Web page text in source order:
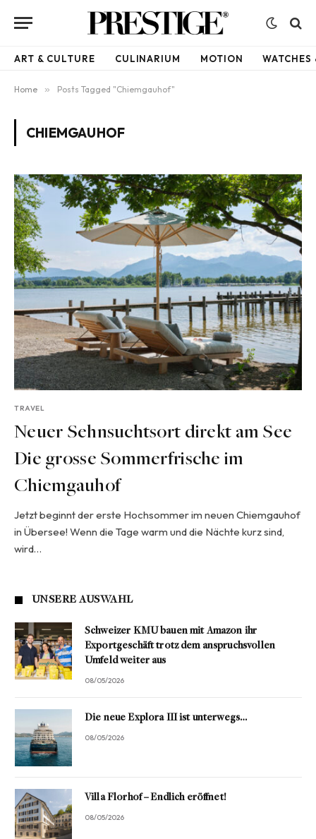
ART & CULTURE CULINARIUM MOTION WATCHES
Home » Posts Tagged "Chiemgauhof"
CHIEMGAUHOF
TRAVEL
Neuer Sehnsuchtsort direkt am See
Die grosse Sommerfrische im
Chiemgauhof
Jetzt beginnt der erste Hochsommer im neuen Chiemgauhof
in Übersee! Wenn die Tage warm und die Nächte kurz sind,
wird…
UNSERE AUSWAHL
Schweizer KMU bauen mit Amazon ihr
Exportgeschäft trotz dem anspruchsvollen
Umfeld weiter aus
08/05/2026
Die neue Explora III ist unterwegs…
08/05/2026
Villa Florhof – Endlich eröffnet!
08/05/2026